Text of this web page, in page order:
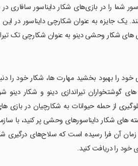
را در بازی‌های شکار دایناسور سافاری در
یک جایزه به عنوان شکارچی دایناسور در
شکار وحشی دینو به عنوان شکارچی تک
را بهبود بخشید مهارت ها، شکار خود را
گوشتخواران تیراندازی دینو و شکار دینو
از حمله حیوانات به شکارچیان در بازی
شکار دایناسورهای وحشی پر کنید، با
آن فرا رسیده است که سلاح‌های درگیری
خود را دریافت کنید.